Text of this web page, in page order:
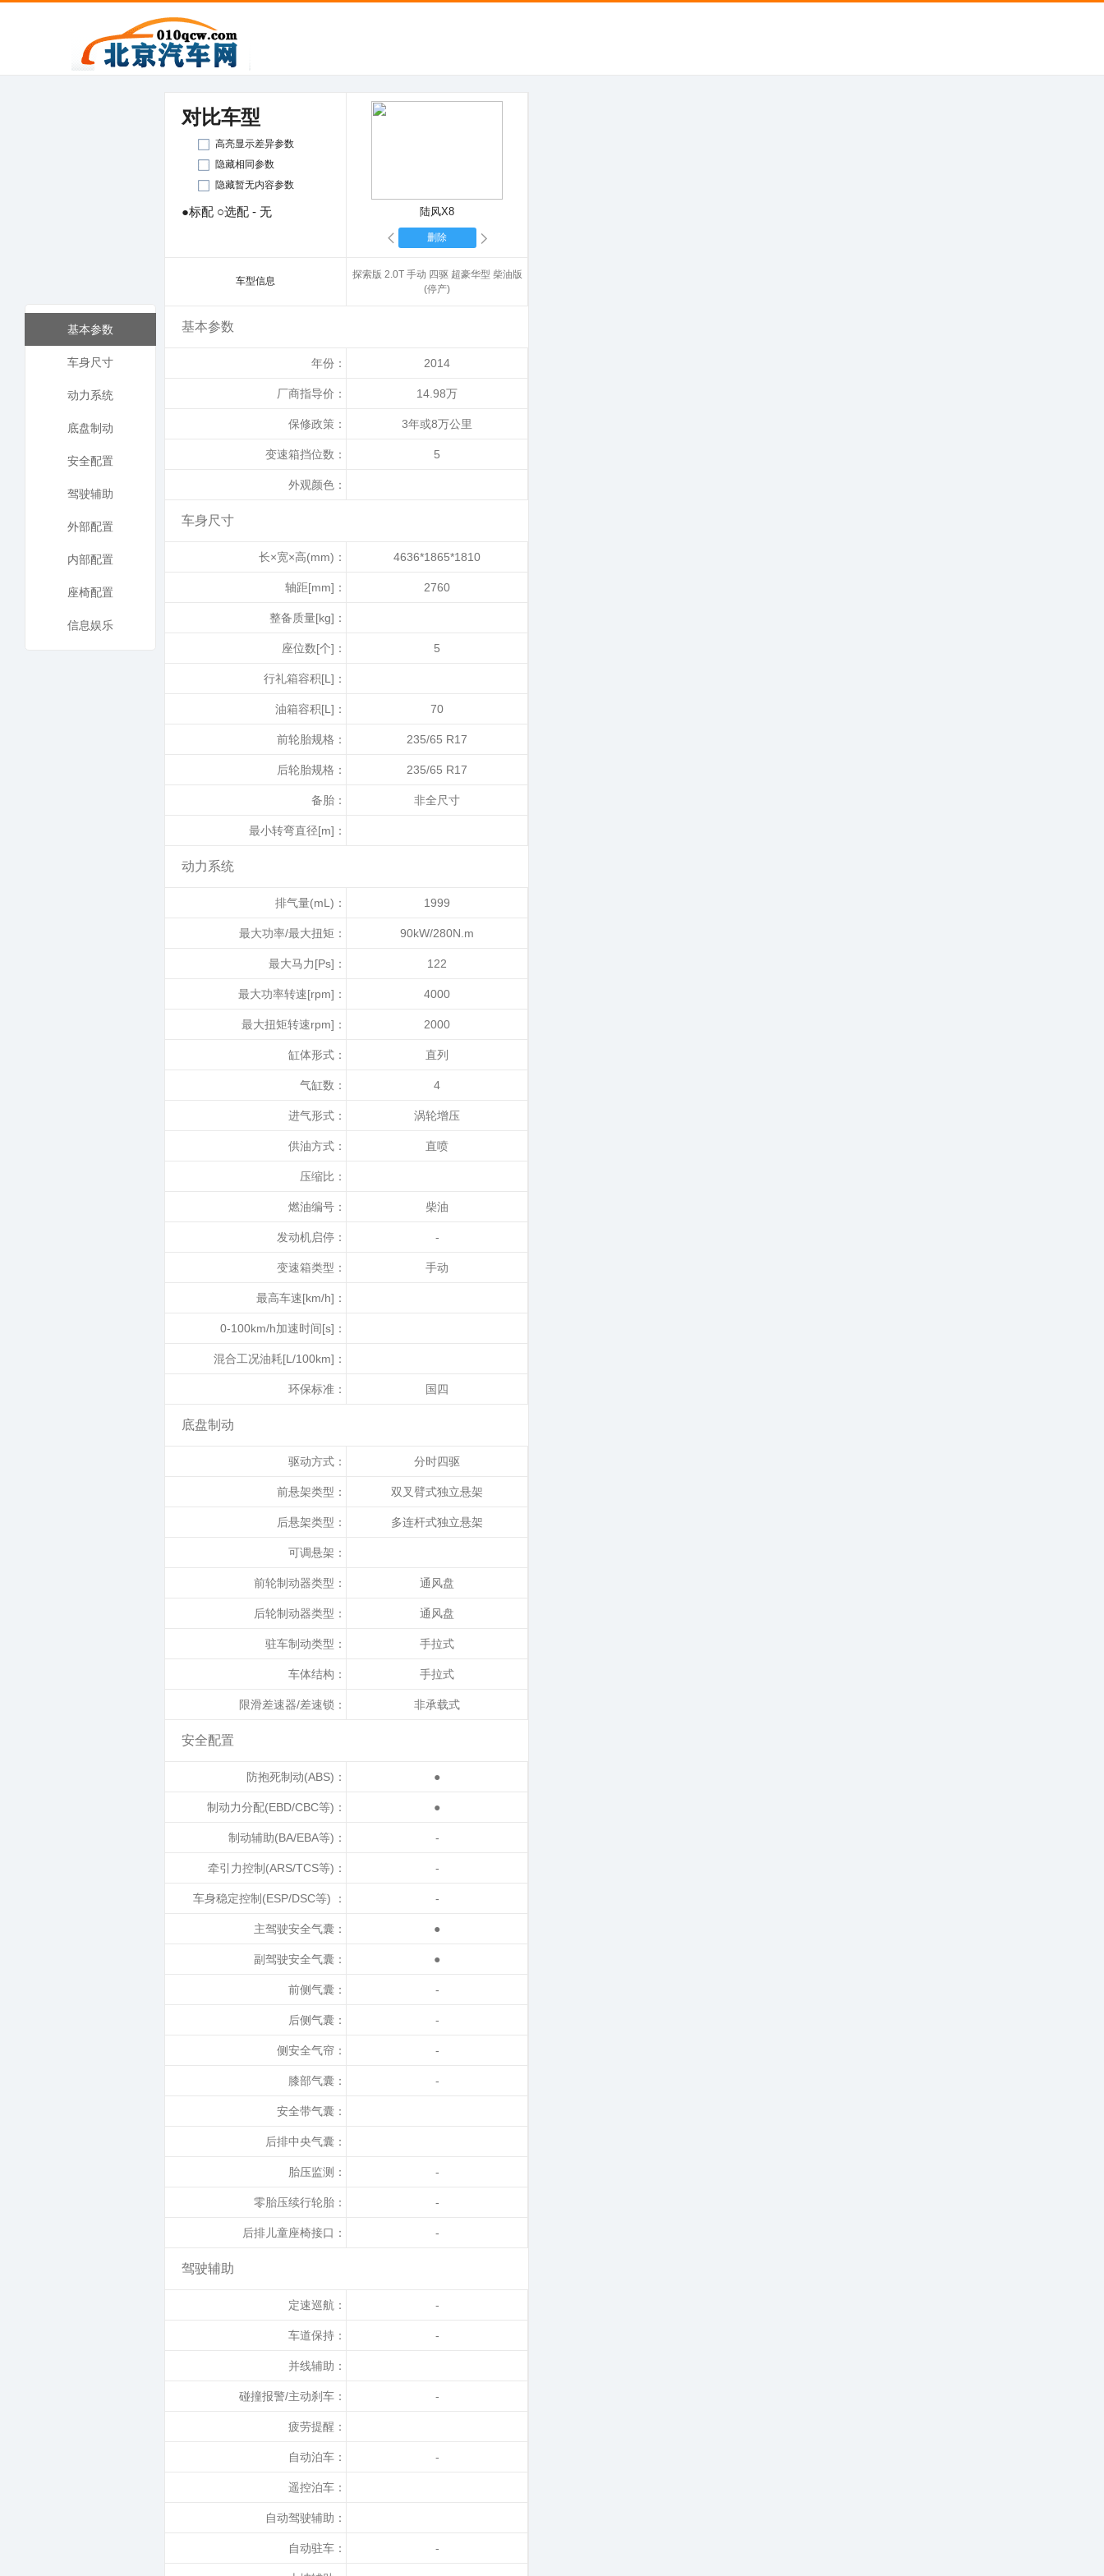
对比车型
高亮显示差异参数
隐藏相同参数
隐藏暂无内容参数
●标配 ○选配 - 无 陆风X8
删除
车型信息
探索版 2.0T 手动 四驱 超豪华型 柴油版
(停产)
基本参数
年份： 2014
厂商指导价： 14.98万
保修政策： 3年或8万公里
变速箱挡位数： 5
外观颜色：
车身尺寸
长×宽×高(mm)： 4636*1865*1810
轴距[mm]： 2760
整备质量[kg]：
座位数[个]： 5
行礼箱容积[L]：
油箱容积[L]： 70
前轮胎规格： 235/65 R17
后轮胎规格： 235/65 R17
备胎： 非全尺寸
最小转弯直径[m]：
动力系统
排气量(mL)： 1999
最大功率/最大扭矩： 90kW/280N.m
最大马力[Ps]： 122
最大功率转速[rpm]： 4000
最大扭矩转速rpm]： 2000
缸体形式： 直列
气缸数： 4
进气形式： 涡轮增压
供油方式： 直喷
压缩比：
燃油编号： 柴油
发动机启停： -
变速箱类型： 手动
最高车速[km/h]：
0-100km/h加速时间[s]：
混合工况油耗[L/100km]：
环保标准： 国四
底盘制动
驱动方式： 分时四驱
前悬架类型： 双叉臂式独立悬架
后悬架类型： 多连杆式独立悬架
可调悬架：
前轮制动器类型： 通风盘
后轮制动器类型： 通风盘
驻车制动类型： 手拉式
车体结构： 手拉式
限滑差速器/差速锁： 非承载式
安全配置
防抱死制动(ABS)： ●
制动力分配(EBD/CBC等)： ●
制动辅助(BA/EBA等)： -
牵引力控制(ARS/TCS等)： -
车身稳定控制(ESP/DSC等) ： -
主驾驶安全气囊： ●
副驾驶安全气囊： ●
前侧气囊： -
后侧气囊： -
侧安全气帘： -
膝部气囊： -
安全带气囊：
后排中央气囊：
胎压监测： -
零胎压续行轮胎： -
后排儿童座椅接口： -
驾驶辅助
定速巡航： -
车道保持： -
并线辅助：
碰撞报警/主动刹车： -
疲劳提醒：
自动泊车： -
遥控泊车：
自动驾驶辅助：
自动驻车： -
基本参数
车身尺寸
动力系统
底盘制动
安全配置
驾驶辅助
外部配置
内部配置
座椅配置
信息娱乐